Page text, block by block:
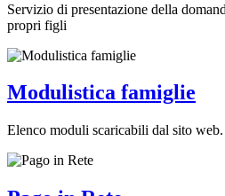
Servizio di presentazione della
propri figli
Modulistica famiglie
Elenco moduli scaricabili dal sito web.